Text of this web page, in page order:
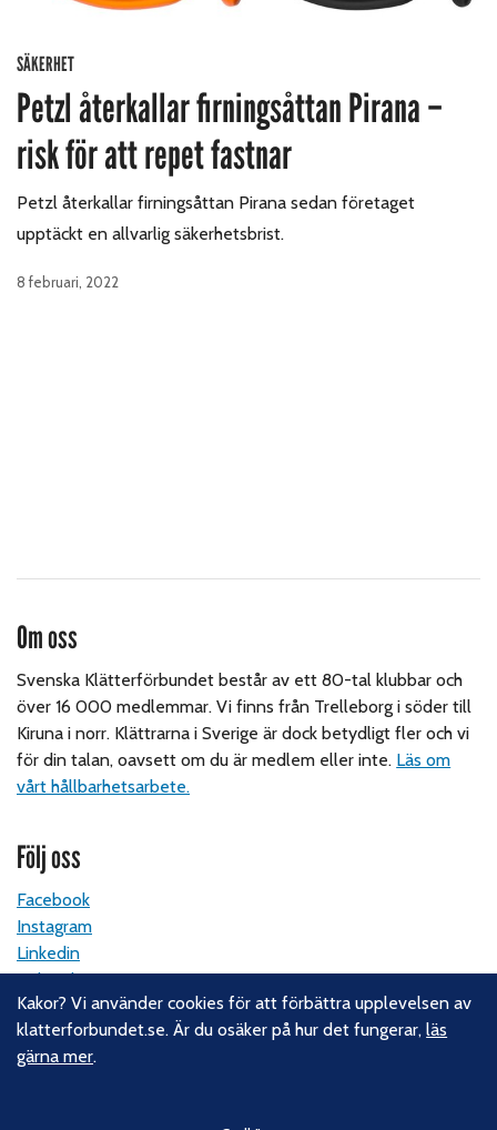
SÄKERHET
Petzl återkallar firningsåttan Pirana –
risk för att repet fastnar
Petzl återkallar firningsåttan Pirana sedan företaget
upptäckt en allvarlig säkerhetsbrist.
8 februari, 2022
Om oss
Svenska Klätterförbundet består av ett 80-tal klubbar och
över 16 000 medlemmar. Vi finns från Trelleborg i söder till
Kiruna i norr. Klättrarna i Sverige är dock betydligt fler och vi
för din talan, oavsett om du är medlem eller inte. Läs om
vårt hållbarhetsarbete.
Följ oss
Facebook
Instagram
Linkedin
Nyhetsbrev
Kontakt
Kakor? Vi använder cookies för att förbättra upplevelsen av
klatterforbundet.se. Är du osäker på hur det fungerar,läs
gärna mer.